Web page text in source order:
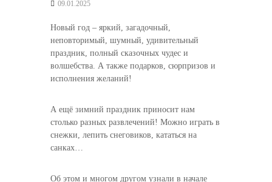
09.01.2025
Новый год – яркий, загадочный,
неповторимый, шумный, удивительный
праздник, полный сказочных чудес и
волшебства. А также подарков, сюрпризов и
исполнения желаний!
А ещё зимний праздник приносит нам
столько разных развлечений! Можно играть в
снежки, лепить снеговиков, кататься на
санках…
Об этом и многом другом узнали в начале